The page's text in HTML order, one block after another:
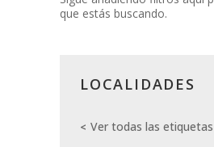
que estás buscando.
LOCALIDADES
Ver todas las etiquetas